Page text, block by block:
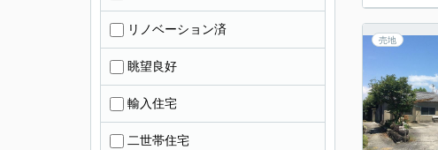
売地
リノベーション済
眺望良好
輸入住宅
二世帯住宅